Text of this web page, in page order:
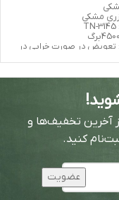
مشکی
: تعویض در صورت خرابی در
غیر اورجینال : غیر اورجینال
کشور چین
آخرین تخفیف‌ها و
کنید.